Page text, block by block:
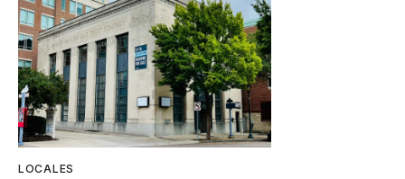
LOCALES